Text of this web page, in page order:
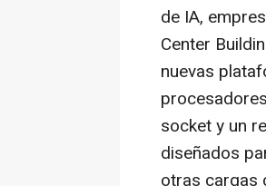
de IA,
Center
nuevas
socket y un
diseñados
otras cargas